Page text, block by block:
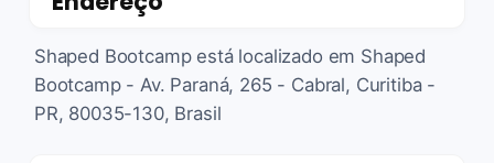
Shaped Bootcamp está localizado em Shaped
Bootcamp - Av. Paraná, 265 - Cabral, Curitiba -
PR, 80035-130, Brasil